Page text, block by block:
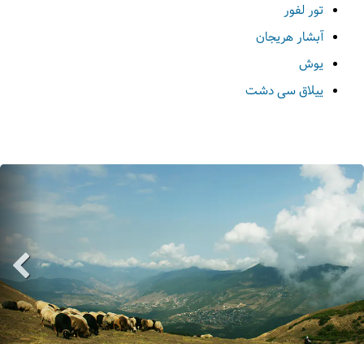
تور لفور
آبشار هریجان
یوش
ییلاق سی‌ دشت